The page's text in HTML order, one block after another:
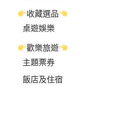
收藏選品
桌遊娛樂
歡樂旅遊
主題票券
飯店及住宿